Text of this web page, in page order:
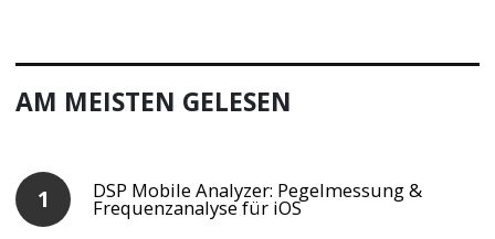
AM MEISTEN GELESEN
DSP Mobile Analyzer: Pegelmessung &
Frequenzanalyse für iOS